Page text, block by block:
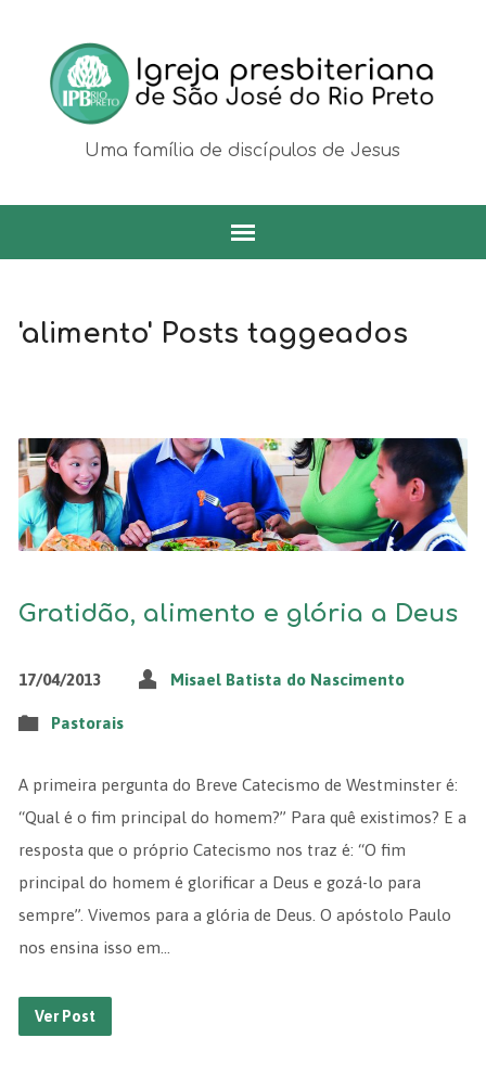
Uma família de discípulos de Jesus
'alimento' Posts taggeados
Gratidão, alimento e glória a Deus
17/04/2013 Misael Batista do Nascimento
Pastorais
A primeira pergunta do Breve Catecismo de Westminster é:
“Qual é o fim principal do homem?” Para quê existimos? E a
resposta que o próprio Catecismo nos traz é: “O fim
principal do homem é glorificar a Deus e gozá-lo para
sempre”. Vivemos para a glória de Deus. O apóstolo Paulo
nos ensina isso em…
Ver Post